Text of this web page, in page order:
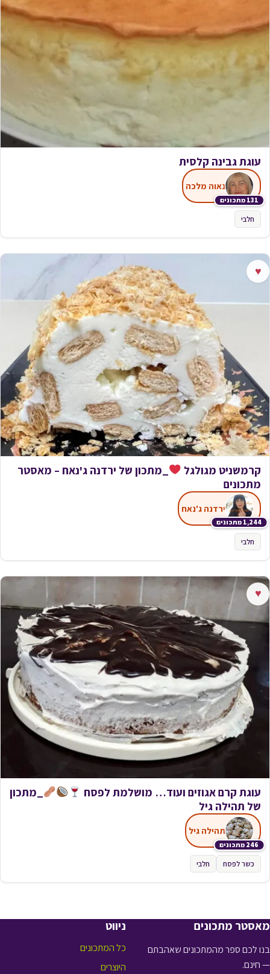
עוגת גבינה קלסית
131 מתכונים
נאוה מלכה
חלבי
♥
קרמשניט מגולגל
_מתכון של ירדנה ג'נאח – מאסטר
מתכונים
1,244 מתכונים
ירדנה ג'נאח
חלבי
♥
עוגת קרם אגוזים ועוד… מושלמת לפסח
_מתכון
של תהילה גיל
246 מתכונים
תהילה גיל
כשר לפסח חלבי
מאסטר מתכונים
בנו לכם ספר מהמתכונים שאהבתם
— חינם.
ניווט
כל המתכונים
היוצרים